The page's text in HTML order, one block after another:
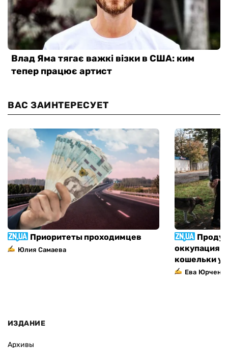
ВАС ЗАИНТЕРЕСУЕТ
Приоритеты проходимцев
Юлия Самаева
оккупация
кошельки
Ева
ИЗДАНИЕ
Архивы